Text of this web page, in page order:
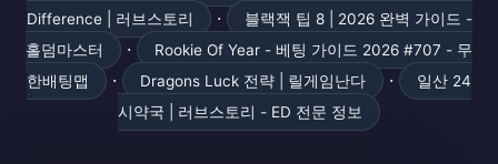
Difference | 러브스토리
·
블랙잭 팁 8 | 2026 완벽 가이드 -
홀덤마스터
·
Rookie Of Year - 베팅 가이드 2026 #707 - 무
한배팅맵
· Dragons Luck 전략 | 릴게임난다 ·
일산 24
시약국 | 러브스토리 - ED 전문 정보